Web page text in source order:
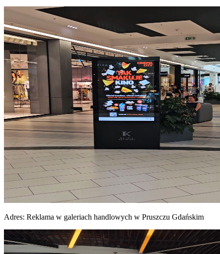
Adres: Reklama w galeriach handlowych w Pruszczu Gdańskim